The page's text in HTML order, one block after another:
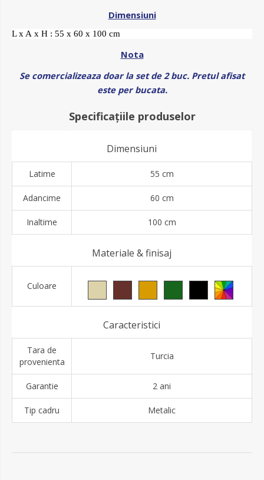
Dimensiuni
L x A x H : 55 x 60 x 100 cm
Nota
Se comercializeaza doar la set de 2 buc. Pretul afisat
este per bucata.
Specificațiile produselor
Dimensiuni
Latime 55 cm
Adancime 60 cm
Inaltime 100 cm
Materiale & finisaj
Culoare
Caracteristici
Tara de
provenienta
Turcia
Garantie 2 ani
Tip cadru Metalic